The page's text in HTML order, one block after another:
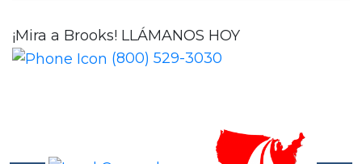
¡Mira a Brooks! LLÁMANOS HOY
(800) 529-3030